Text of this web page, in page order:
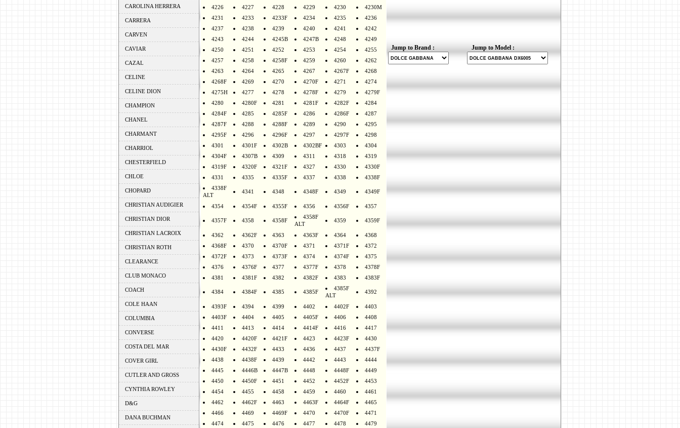
CAROLINA HERRERA
CARRERA
CARVEN
CAVIAR
CAZAL
CELINE
CELINE DION
CHAMPION
CHANEL
CHARMANT
CHARRIOL
CHESTERFIELD
CHLOE
CHOPARD
CHRISTIAN AUDIGIER
CHRISTIAN DIOR
CHRISTIAN LACROIX
CHRISTIAN ROTH
CLEARANCE
CLUB MONACO
COACH
COLE HAAN
COLUMBIA
CONVERSE
COSTA DEL MAR
COVER GIRL
CUTLER AND GROSS
CYNTHIA ROWLEY
D&G
DANA BUCHMAN
4226
4227 4228 4229 4230
4230M
4231
4233 4233F 4234 4235
4236
4237
4238 4239 4240 4241
4242
4243
4244 4245B 4247B 4248
4249
4250
4251 4252 4253 4254
4255
4257
4258 4258F 4259 4260
4262
4263
4264 4265 4267 4267F
4268
4268F
4269 4270 4270F 4271
4274
4275H
4277 4278 4278F 4279
4279F
4280
4280F 4281 4281F 4282F
4284
4284F
4285 4285F 4286 4286F
4287
4287F
4288 4288F 4289 4290
4295
4295F
4296 4296F 4297 4297F
4298
4301
4301F 4302B 4302BF 4303
4304
4304F
4307B 4309 4311 4318
4319
4319F
4320F 4321F 4327 4330
4330F
4331
4335 4335F 4337 4338
4338F
4338F
ALT
4341 4348 4348F 4349 4349F
4354 4354F 4355F 4356 4356F 4357
4357F 4358 4358F
4358F
ALT
4359 4359F
4362 4362F 4363 4363F 4364
4368
4368F
4370 4370F 4371 4371F
4372
4372F
4373 4373F 4374 4374F
4375
4376
4376F 4377 4377F 4378
4378F
4381
4381F 4382 4382F 4383 4383F
4384 4384F 4385 4385F
4385F
ALT
4392
4393F 4394 4399 4402 4402F
4403
4403F
4404 4405 4405F 4406
4408
4411
4413 4414 4414F 4416
4417
4420
4420F 4421F 4423 4423F
4430
4430F
4432F 4433 4436 4437
4437F
4438
4438F 4439 4442 4443
4444
4445
4446B 4447B 4448 4448F
4449
4450
4450F 4451 4452 4452F
4453
4454
4455 4458 4459 4460
4461
4462
4462F 4463 4463F 4464F
4465
4466
4469 4469F 4470 4470F
4471
4474
4475 4476 4477 4478
4479
Jump to Brand : Jump to Model :